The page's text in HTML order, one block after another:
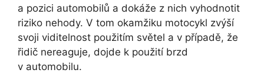
a pozici automobilů a dokáže z nich vyhodnotit
riziko nehody. V tom okamžiku motocykl zvýší
svoji viditelnost použitím světel a v případě, že
řidič nereaguje, dojde k použití brzd
v automobilu.